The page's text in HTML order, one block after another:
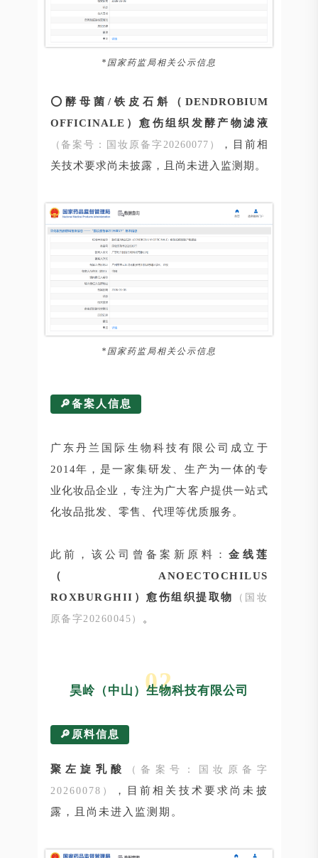
*国家药监局相关公示信息
⭕酵母菌/铁皮石斛（DENDROBIUM
OFFICINALE）愈伤组织发酵产物滤液
（备案号：国妆原备字20260077）
，目前相
关技术要求尚未披露，且尚未进入监测期。
*国家药监局相关公示信息
🔎备案人信息
广东丹兰国际生物科技有限公司成⽴于
2014年，是一家集研发、生产为一体的专
业化妆品企业，专注为广大客户提供一站式
化妆品批发、零售、代理等优质服务。
此前，该公司曾备案新原料：金线莲
（ANOECTOCHILUS
ROXBURGHII）愈伤组织提取物
（国妆
原备字20260045）
。
02
昊岭（中山）生物科技有限公司
🔎原料信息
聚左旋乳酸
（备案号：国妆原备字
20260078）
，目前相关技术要求尚未披
露，且尚未进入监测期。